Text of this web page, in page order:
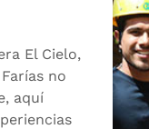
El Cielo,
no
aquí